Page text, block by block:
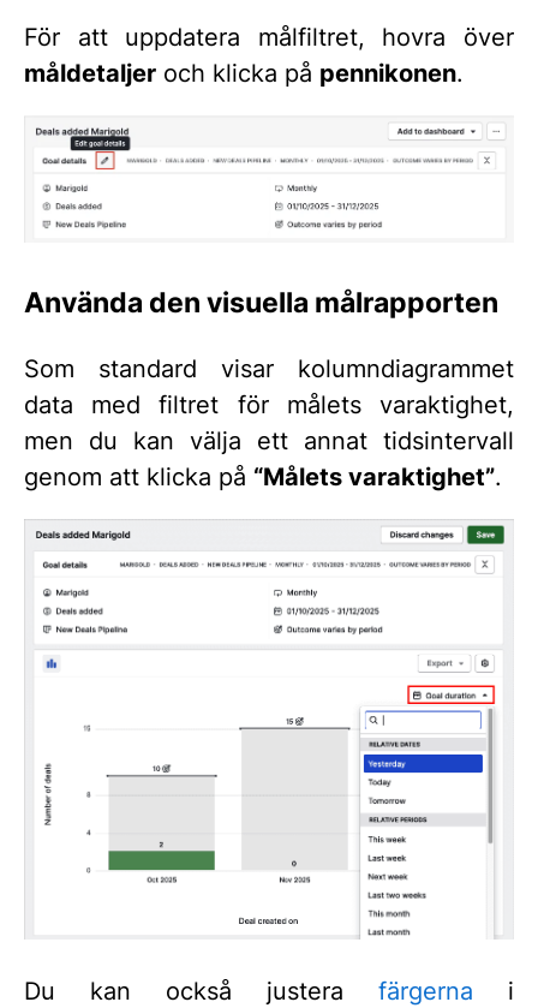
För att uppdatera målfiltret, hovra över
måldetaljer och klicka på pennikonen.
Använda den visuella målrapporten
Som standard visar kolumndiagrammet
data med filtret för målets varaktighet,
men du kan välja ett annat tidsintervall
genom att klicka på “Målets varaktighet”.
Du kan också justera färgerna i